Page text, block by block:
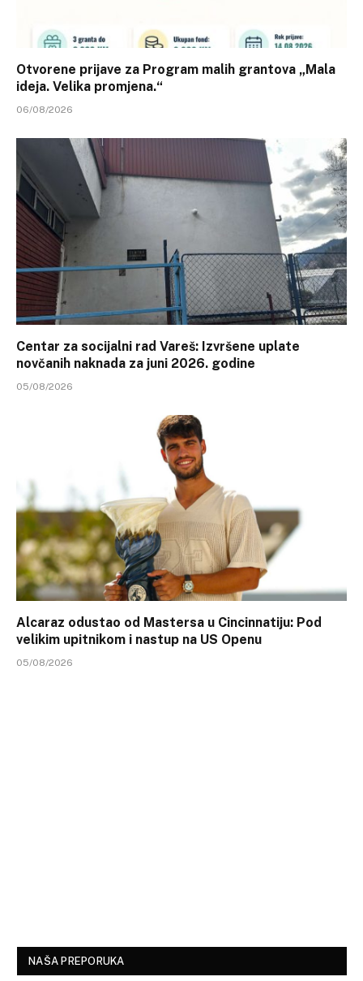
Otvorene prijave za Program malih grantova „Mala
ideja. Velika promjena.“
06/08/2026
Centar za socijalni rad Vareš: Izvršene uplate
novčanih naknada za juni 2026. godine
05/08/2026
Alcaraz odustao od Mastersa u Cincinnatiju: Pod
velikim upitnikom i nastup na US Openu
05/08/2026
NAŠA PREPORUKA